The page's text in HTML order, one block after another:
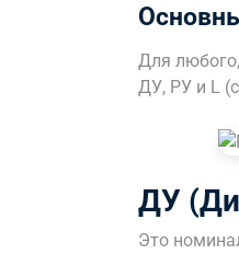
Для
ДУ, РУ и L
ДУ
Это